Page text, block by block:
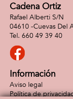
Cadena Ortiz
Rafael Alberti S/N
04610 -Cuevas Del
660 49 39 40
Información
Aviso legal
Política de